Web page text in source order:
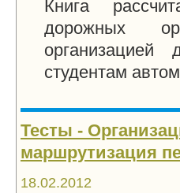
Книга
дорожных
студентам
Тесты -
маршрутизация
18.02.2012